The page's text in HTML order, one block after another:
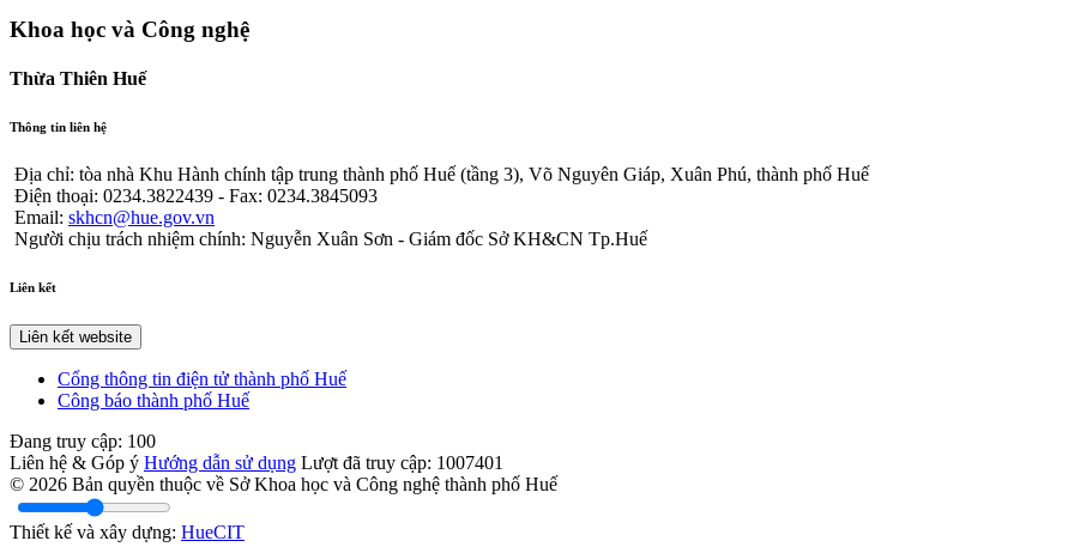
Khoa học và Công nghệ
Thừa Thiên Huế
Thông tin liên hệ
Địa chỉ: tòa nhà Khu Hành chính tập trung thành phố Huế (tầng 3), Võ Nguyên Giáp, Xuân Phú, thành phố Huế
Điện thoại: 0234.3822439 - Fax: 0234.3845093
Email: skhcn@hue.gov.vn
Người chịu trách nhiệm chính: Nguyễn Xuân Sơn - Giám đốc Sở KH&CN Tp.Huế
Liên kết
Liên kết website
Cổng thông tin điện tử thành phố Huế
Công báo thành phố Huế
Đang truy cập: 100
Liên hệ & Góp ý Hướng dẫn sử dụng Lượt đã truy cập: 1007401
© 2026 Bản quyền thuộc về Sở Khoa học và Công nghệ thành phố Huế
Thiết kế và xây dựng: HueCIT